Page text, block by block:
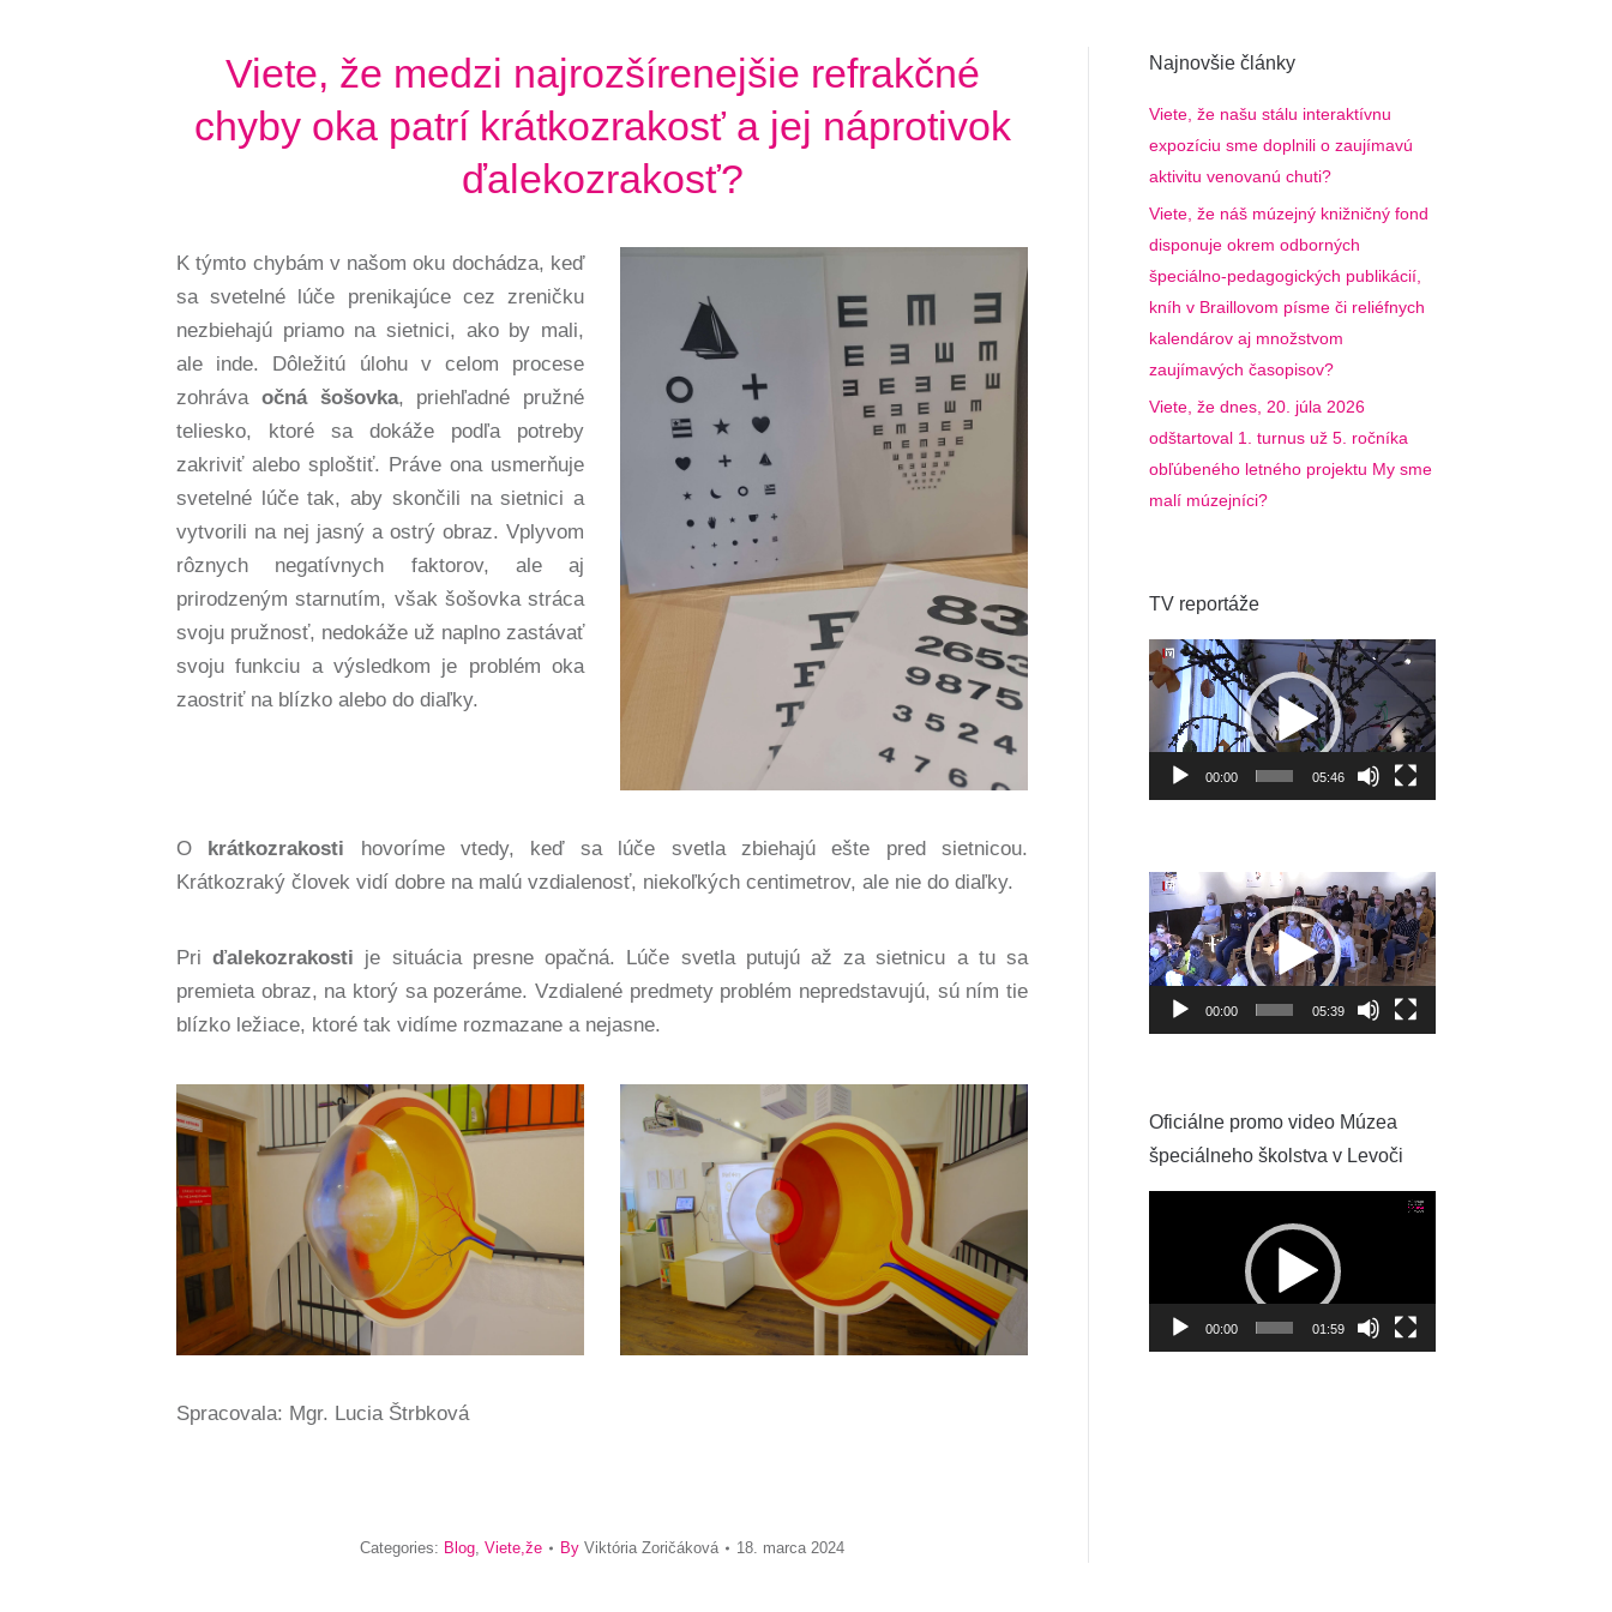
Viete, že medzi najrozšírenejšie refrakčné
chyby oka patrí krátkozrakosť a jej náprotivok
ďalekozrakosť?
K týmto chybám v našom oku dochádza, keď
sa svetelné lúče prenikajúce cez zreničku
nezbiehajú priamo na sietnici, ako by mali,
ale inde. Dôležitú úlohu v celom procese
zohráva očná šošovka, priehľadné pružné
teliesko, ktoré sa dokáže podľa potreby
zakriviť alebo sploštiť. Práve ona usmerňuje
svetelné lúče tak, aby skončili na sietnici a
vytvorili na nej jasný a ostrý obraz. Vplyvom
rôznych negatívnych faktorov, ale aj
prirodzeným starnutím, však šošovka stráca
svoju pružnosť, nedokáže už naplno zastávať
svoju funkciu a výsledkom je problém oka
zaostriť na blízko alebo do diaľky.
O krátkozrakosti hovoríme vtedy, keď sa lúče svetla zbiehajú ešte pred sietnicou.
Krátkozraký človek vidí dobre na malú vzdialenosť, niekoľkých centimetrov, ale nie do diaľky.
Priďalekozrakosti je situácia presne opačná. Lúče svetla putujú až za sietnicu a tu sa
premieta obraz, na ktorý sa pozeráme. Vzdialené predmety problém nepredstavujú, sú ním tie
blízko ležiace, ktoré tak vidíme rozmazane a nejasne.
Spracovala: Mgr. Lucia Štrbková
Categories: Blog, Viete,že By Viktória Zoričáková 18. marca 2024
Najnovšie články
Viete, že našu stálu interaktívnu
expozíciu sme doplnili o zaujímavú
aktivitu venovanú chuti?
Viete, že náš múzejný knižničný fond
disponuje okrem odborných
špeciálno-pedagogických publikácií,
kníh v Braillovom písme či reliéfnych
kalendárov aj množstvom
zaujímavých časopisov?
Viete, že dnes, 20. júla 2026
odštartoval 1. turnus už 5. ročníka
obľúbeného letného projektu My sme
malí múzejníci?
TV reportáže
Video
prehrávač
00:00 05:46
Video
prehrávač
00:00 05:39
Oficiálne promo video Múzea
špeciálneho školstva v Levoči
00:00 01:59